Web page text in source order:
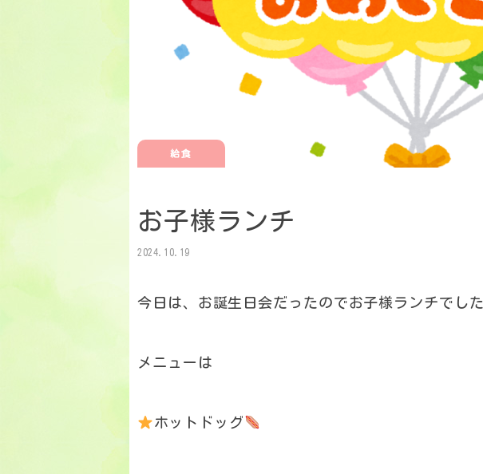
給食
お子様ランチ
2024.10.19
今日は、お誕生日会だったのでお子様ランチでした
メニューは
ホットドッグ